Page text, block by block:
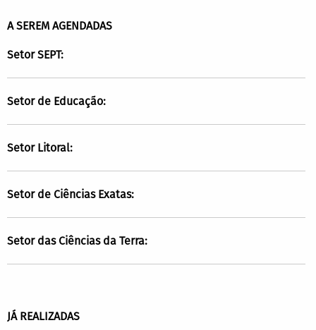
A SEREM AGENDADAS
Setor SEPT:
Setor de Educação:
Setor Litoral:
Setor de Ciências Exatas:
Setor das Ciências da Terra:
JÁ REALIZADAS